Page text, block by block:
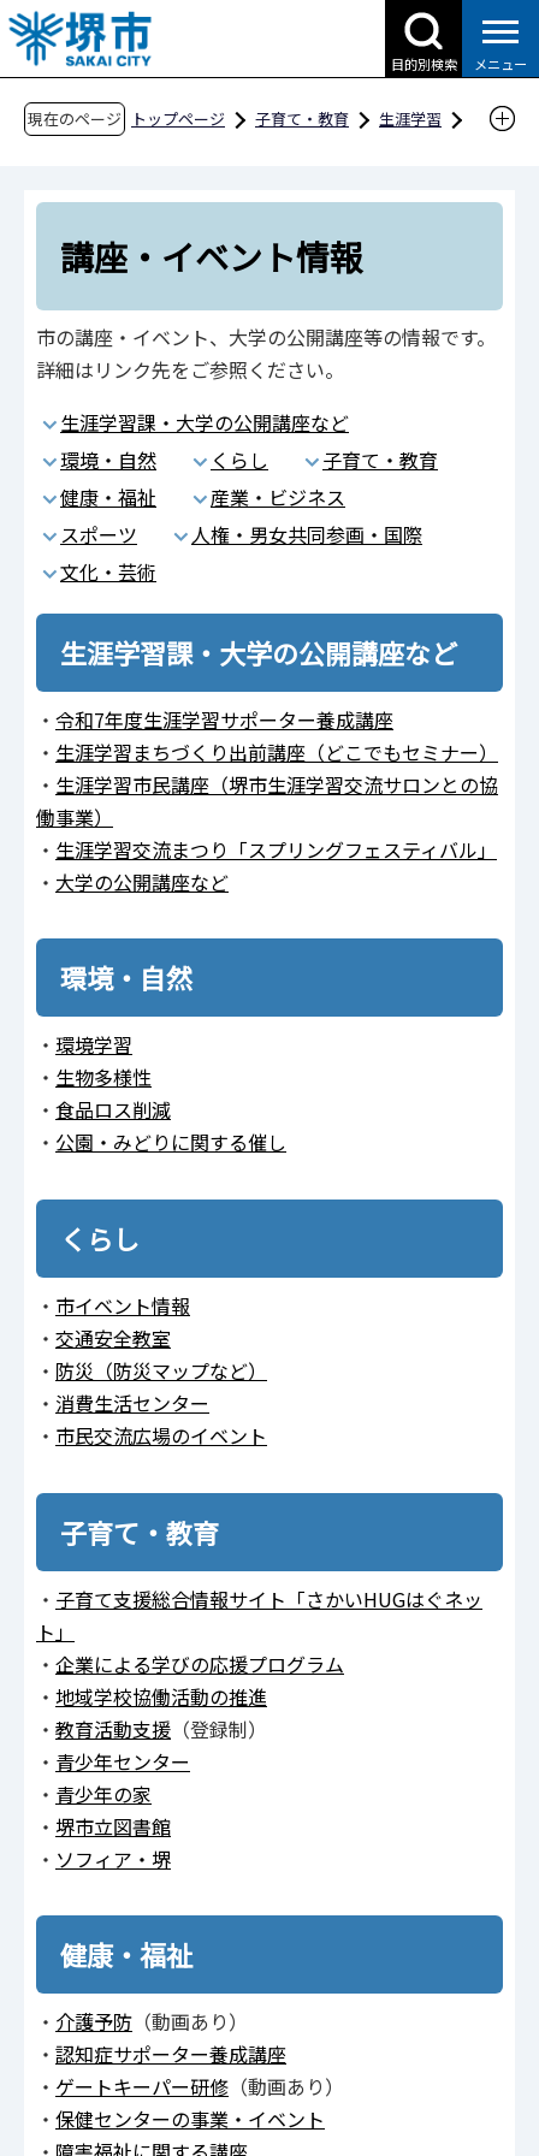
こ
の
ペ
目的別検索 メニュー
現在のページ トップページ 子育て・教育
生涯学習
講座・イベント情報
市の講座・イベント、大学の公開講座等の情報です。
詳細はリンク先をご参照ください。
生涯学習課・大学の公開講座など
環境・自然
くらし
子育て・教育
健康・福祉
産業・ビジネス
スポーツ
人権・男女共同参画・国際
文化・芸術
生涯学習課・大学の公開講座など
・ 令和7年度生涯学習サポーター養成講座
・ 生涯学習まちづくり出前講座（どこでもセミナー）
・ 生涯学習市民講座（堺市生涯学習交流サロンとの協
働事業）
・ 生涯学習交流まつり「スプリングフェスティバル」
・ 大学の公開講座など
環境・自然
・ 環境学習
・ 生物多様性
・ 食品ロス削減
・ 公園・みどりに関する催し
くらし
・ 市イベント情報
・ 交通安全教室
・ 防災（防災マップなど）
・ 消費生活センター
・ 市民交流広場のイベント
子育て・教育
・ 子育て支援総合情報サイト「さかいHUGはぐネッ
ト」
・ 企業による学びの応援プログラム
・ 地域学校協働活動の推進
・ 教育活動支援 （登録制）
・ 青少年センター
・ 青少年の家
・ 堺市立図書館
・ ソフィア・堺
健康・福祉
・ 介護予防 （動画あり）
・ 認知症サポーター養成講座
・ ゲートキーパー研修 （動画あり）
・ 保健センターの事業・イベント